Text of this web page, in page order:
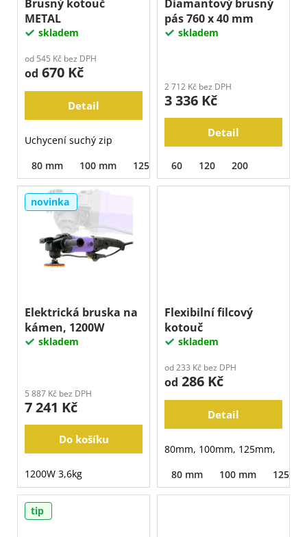
Brusný kotouč
METAL
skladem
od 545 Kč bez DPH
od 670 Kč
Detail
Uchycení suchý zip
80 mm
100 mm 125 mm
Diamantový brusný
pás 760 x 40 mm
skladem
2 712 Kč bez DPH
3 336 Kč
Detail
60 120 200
novinka
Elektrická bruska na
kámen, 1200W
skladem
5 887 Kč bez DPH
7 241 Kč
Do košíku
1200W 3,6kg
Flexibilní filcový
kotouč
skladem
od 233 Kč bez DPH
od 286 Kč
Detail
80mm, 100mm, 125mm,
80 mm
100 mm 125
tip